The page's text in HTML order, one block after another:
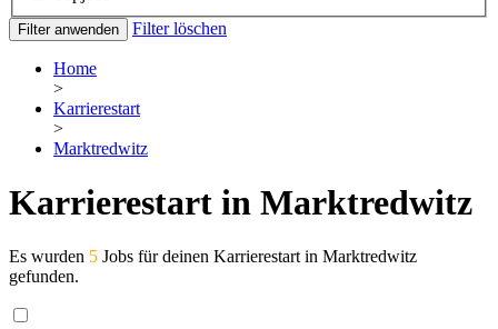
Filter anwenden Filter löschen
Home
>
Karrierestart
>
Marktredwitz
Karrierestart in Marktredwitz
Es wurden 5 Jobs für deinen Karrierestart in Marktredwitz
gefunden.